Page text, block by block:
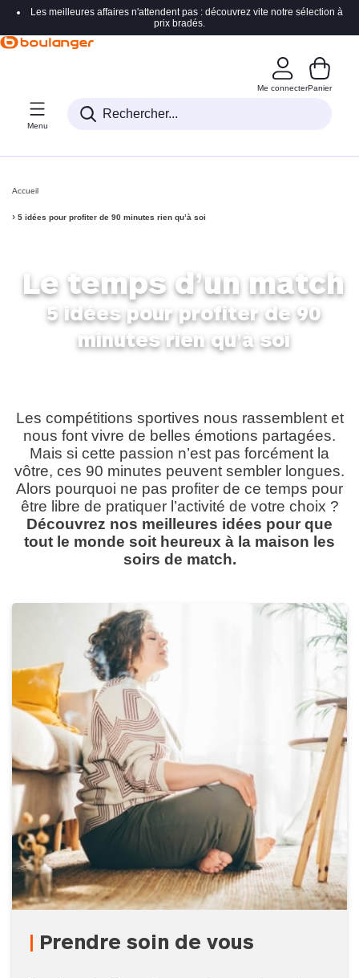
Accéder directement à la navigation
Accéder directement au contenu
Accéder directement au chatbot
Les meilleures affaires n'attendent pas : découvrez vite notre sélection à
prix bradés.
Me connecterPanier
Menu
Accueil
› 5 idées pour profiter de 90 minutes rien qu’à soi
Le temps d’un match
5 idées pour profiter de 90
minutes rien qu’à soi
Les compétitions sportives nous rassemblent et
nous font vivre de belles émotions partagées.
Mais si cette passion n’est pas forcément la
vôtre, ces 90 minutes peuvent sembler longues.
Alors pourquoi ne pas profiter de ce temps pour
être libre de pratiquer l’activité de votre choix ?
Découvrez nos meilleures idées pour que
tout le monde soit heureux à la maison les
soirs de match.
Prendre soin de vous